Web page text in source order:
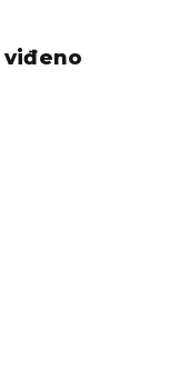
viđeno